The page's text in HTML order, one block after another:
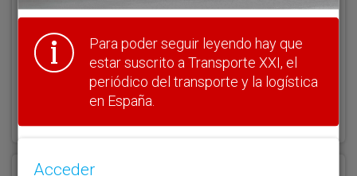
¿Olvidó su clave?
Haga clic aquí para recuperarla.
Para poder seguir leyendo hay que
estar suscrito a Transporte XXI, el
periódico del transporte y la logística
en España.
Acceder